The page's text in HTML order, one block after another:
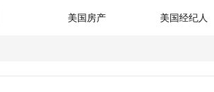
美国房产 美国经纪人